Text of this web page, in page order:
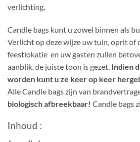
verlichting.
Candle bags kunt u zowel binnen als
Verlicht op deze wijze uw tuin, oprit of
feestlokatie en uw gasten zullen
aanblik, de juiste toon is gezet. Indien
worden kunt u ze keer op keer
Alle Candle bags zijn van
biologisch afbreekbaar! Candle bags
Inhoud :